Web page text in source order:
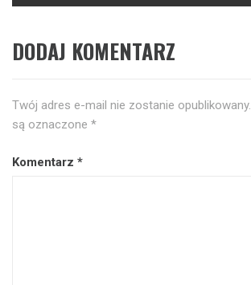
DODAJ KOMENTARZ
Twój adres e-mail nie zostanie opublikowany.
są oznaczone *
Komentarz *